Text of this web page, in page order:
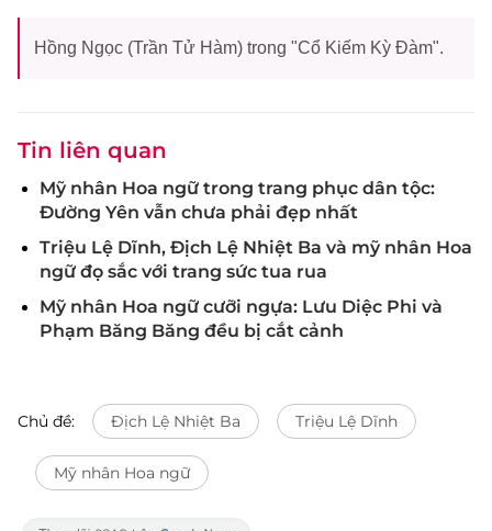
Hồng Ngọc (Trần Tử Hàm) trong "Cổ Kiếm Kỳ Đàm".
Tin liên quan
Mỹ nhân Hoa ngữ trong trang phục dân tộc:
Đường Yên vẫn chưa phải đẹp nhất
Triệu Lệ Dĩnh, Địch Lệ Nhiệt Ba và mỹ nhân Hoa
ngữ đọ sắc với trang sức tua rua
Mỹ nhân Hoa ngữ cưỡi ngựa: Lưu Diệc Phi và
Phạm Băng Băng đều bị cắt cảnh
Chủ đề: Địch Lệ Nhiệt Ba Triệu Lệ Dĩnh
Mỹ nhân Hoa ngữ